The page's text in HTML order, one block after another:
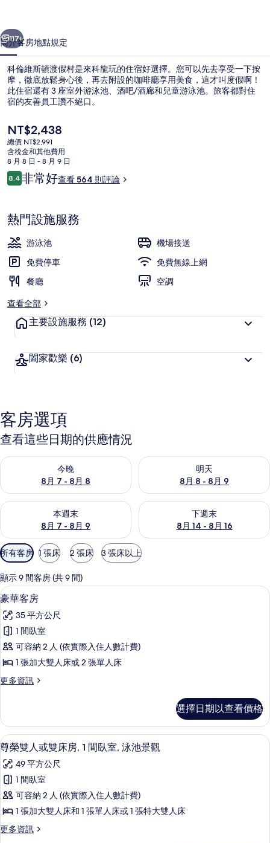
村
的
相
片
個 下一個
117+
簡介客房地點規定
科倫維斯頓渡假村是來科龍玩的住宿好選擇。您可以先去享受一下按
摩，徹底放鬆身心後，再去附設的咖啡廳享用美食，這才叫度假啊！
此住宿還有 3 座室外游泳池、酒吧/酒廊和兒童游泳池。旅客都對住
宿的友善員工讚不絕口。
目
前
的
價
格
是
NT$2,438
總價 NT$2,991
含稅金和其他費用
8 月 8 日 - 8 月 9 日
評
論
8.48.4 分，滿分 10 分，
非常好查看 564 則評論
熱門設施服務
游泳池
機場接送
免費停車
免費無線上網
餐廳
空調
查看全部
主要設施服務 (12)
闔家歡樂 (6)
客房選項
查看這些日期的供應情況
今晚
8月 7 - 8月 8
查看今晚 (8月 7 - 8月 8) 的供應情況
明天
8月 8 - 8月 9
查看明天 (8月 8 - 8月 9) 的供
本週末
8月 7 - 8月 9
查看本週末 (8月 7 - 8月 9) 的供應情況
下週末
8月 14 - 8月 16
查看下週末 (8月 14 - 8月 16)
可
用
的
客
房
篩
選
條
所有客房 1 張床 2 張床 3 張床以上
顯示 9 間客房 (共 9 間)
顯
示
豪
華
客
的
有
相
片
豪華客房 | 高級寢具、客房內保險箱
14
豪華客房
35 平方公尺
1 間臥室
可容納 2 人 (依實際入住人數計費)
1 張加大雙人床或 2 張單人床
更多資訊
更
客
房
的
詳
情
選擇日期以查看價格
顯
示
尊
榮
雙
或
尊榮雙人或雙床房, 1 間臥室, 泳池景
15
尊榮雙人或雙床房, 1 間臥室, 泳池景觀
49 平方公尺
1 間臥室
可容納 2 人 (依實際入住人數計費)
1 張加大雙人床和 1 張單人床或 1 張特大雙人床
更多資訊
更